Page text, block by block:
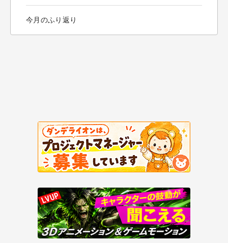
今月のふり返り